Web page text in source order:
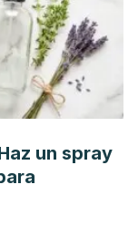
[Internet].Lo que
en mujeres a
document-
Recuperado el 1
un spray